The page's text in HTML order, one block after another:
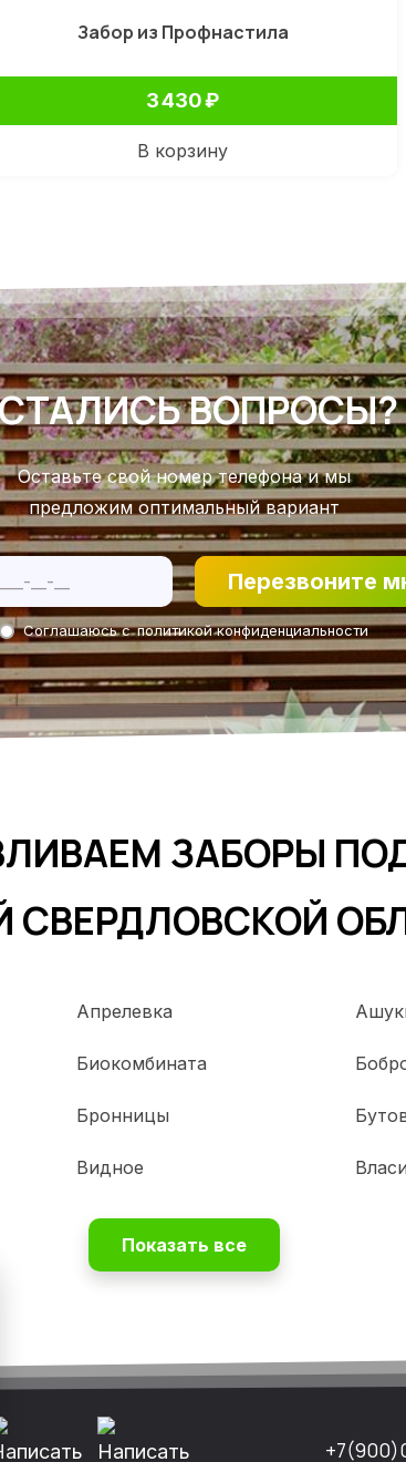
Забор из Профнастила
3 430₽
В корзину
ВОПРОСЫ?
Оставьте свой номер телефона и мы
предложим оптимальный вариант
Перезвоните
Соглашаюсь сполитикой конфиденциальности
ЗАБОРЫ
СВЕРДЛОВСКОЙ
Апрелевка
Биокомбината
Бронницы
Видное
Показать все